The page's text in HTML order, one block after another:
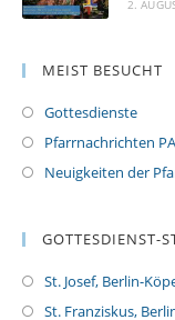
2.
MEIST BESUCHT
Gottesdienste
Pfarrnachrichten
Neuigkeiten der
GOTTESDIENST-
St. Josef, Berlin-
St. Franziskus,